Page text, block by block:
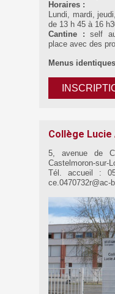
Horaires :
Lundi, mardi,
de 13 h 45 à 16
Cantine : self
place avec des
Menus
Collège Lucie
5, avenue de
Castelmoron-sur-
Tél. accueil :
ce.0470732r@ac-